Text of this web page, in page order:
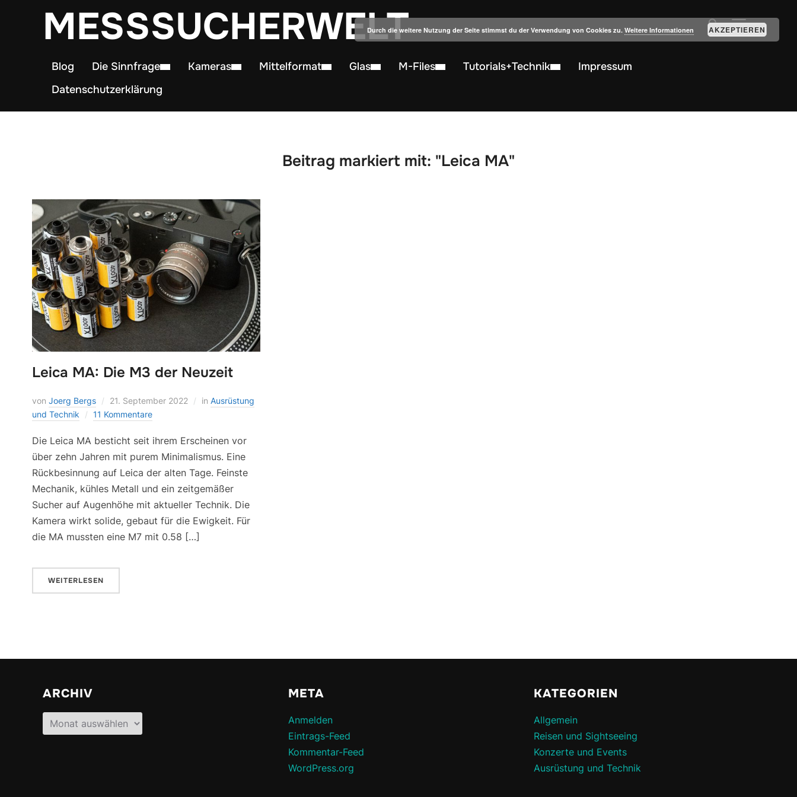
MESSSUCHERWELT
Blog Die Sinnfrage Kameras Mittelformat Glas M-Files Tutorials+Technik
Impressum
Datenschutzerklärung
Beitrag markiert mit: "Leica MA"
Leica MA: Die M3 der Neuzeit
von Joerg Bergs 21. September 2022 in Ausrüstung
und Technik
11 Kommentare
Die Leica MA besticht seit ihrem Erscheinen vor
über zehn Jahren mit purem Minimalismus. Eine
Rückbesinnung auf Leica der alten Tage. Feinste
Mechanik, kühles Metall und ein zeitgemäßer
Sucher auf Augenhöhe mit aktueller Technik. Die
Kamera wirkt solide, gebaut für die Ewigkeit. Für
die MA mussten eine M7 mit 0.58 […]
WEITERLESEN
ARCHIV
Archiv
META
Anmelden
Eintrags-Feed
Kommentar-Feed
WordPress.org
KATEGORIEN
Allgemein
Reisen und Sightseeing
Konzerte und Events
Ausrüstung und Technik
Durch die weitere Nutzung der Seite stimmst du der Verwendung von Cookies zu. Weitere Informationen AKZEPTIEREN